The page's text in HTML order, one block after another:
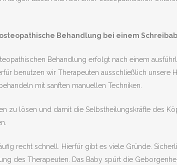
Behandlung bei einem
Behandlung erfolgt nach einem
benutzen wir Therapeuten ausschließlich unsere
mit sanften manuellen Techniken.
zu lösen und damit die Selbstheilungskräfte des
recht schnell. Hierfür gibt es viele Gründe.
des Therapeuten. Das Baby spürt die